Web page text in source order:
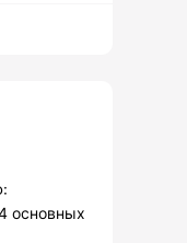
основных